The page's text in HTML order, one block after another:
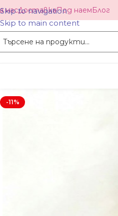
Skip to navigation
Skip to main content
насДоставкаПод наемБлог
-11%